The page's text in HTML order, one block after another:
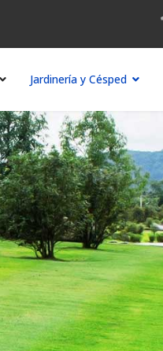
Jardinería y Césped